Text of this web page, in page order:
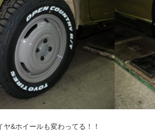
&ホイールも変わってる！！